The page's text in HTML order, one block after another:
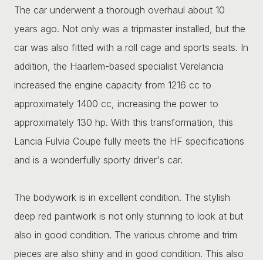
The car underwent a thorough overhaul about 10
years ago. Not only was a tripmaster installed, but the
car was also fitted with a roll cage and sports seats. In
addition, the Haarlem-based specialist Verelancia
increased the engine capacity from 1216 cc to
approximately 1400 cc, increasing the power to
approximately 130 hp. With this transformation, this
Lancia Fulvia Coupe fully meets the HF specifications
and is a wonderfully sporty driver's car.
The bodywork is in excellent condition. The stylish
deep red paintwork is not only stunning to look at but
also in good condition. The various chrome and trim
pieces are also shiny and in good condition. This also